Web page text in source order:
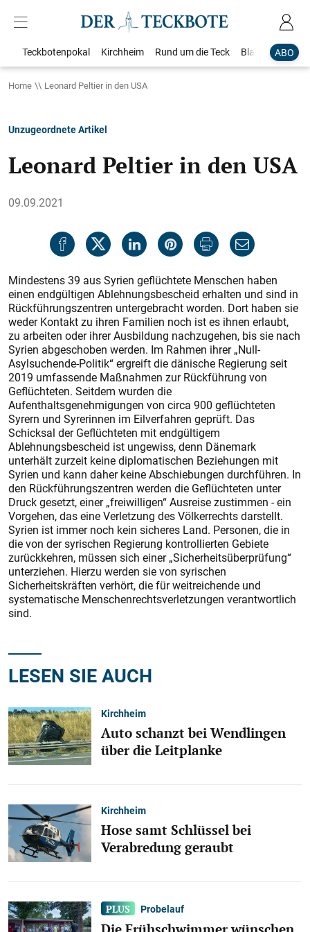
ABO
Teckbotenpokal Kirchheim Rund um die Teck Blaulicht
Home Leonard Peltier in den USA
Unzugeordnete Artikel
Leonard Peltier in den USA
09.09.2021
Mindestens 39 aus Syrien geflüchtete Menschen haben
einen endgültigen Ablehnungsbescheid erhalten und sind in
Rückführungszentren untergebracht worden. Dort haben sie
weder Kontakt zu ihren Familien noch ist es ihnen erlaubt,
zu arbeiten oder ihrer Ausbildung nachzugehen, bis sie nach
Syrien abgeschoben werden. Im Rahmen ihrer „Null-
Asylsuchende-Politik“ ergreift die dänische Regierung seit
2019 umfassende Maßnahmen zur Rückführung von
Geflüchteten. Seitdem wurden die
Aufenthaltsgenehmigungen von circa 900 geflüchteten
Syrern und Syrerinnen im Eilverfahren geprüft. Das
Schicksal der Geflüchteten mit endgültigem
Ablehnungsbescheid ist ungewiss, denn Dänemark
unterhält zurzeit keine diplomatischen Beziehungen mit
Syrien und kann daher keine Abschiebungen durchführen. In
den Rückführungszentren werden die Geflüchteten unter
Druck gesetzt, einer „freiwilligen“ Ausreise zustimmen - ein
Vorgehen, das eine Verletzung des Völkerrechts darstellt.
Syrien ist immer noch kein sicheres Land. Personen, die in
die von der syrischen Regierung kontrollierten Gebiete
zurückkehren, müssen sich einer „Sicherheitsüberprüfung“
unterziehen. Hierzu werden sie von syrischen
Sicherheitskräften verhört, die für weitreichende und
systematische Menschenrechtsverletzungen verantwortlich
sind.
LESEN SIE AUCH
Kirchheim
Auto schanzt bei Wendlingen
über die Leitplanke
Kirchheim
Hose samt Schlüssel bei
Verabredung geraubt
Probelauf